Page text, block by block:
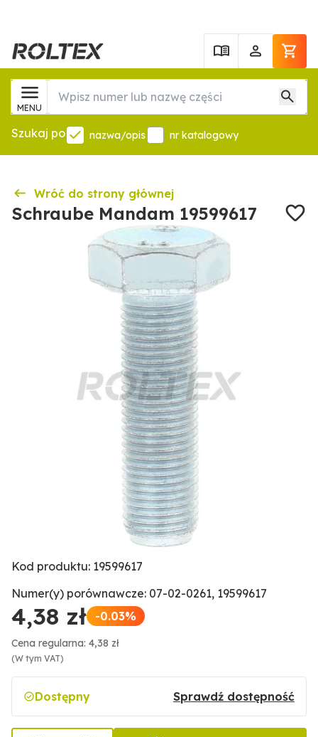
MENU
Szukaj po nazwa/opis nr katalogowy
Wróć do strony głównej
Schraube Mandam 19599617
Kod produktu: 19599617
Numer(y) porównawcze: 07-02-0261, 19599617
4,38 zł -0.03%
Cena regularna: 4,38 zł
(W tym VAT)
Dostępny Sprawdź dostępność